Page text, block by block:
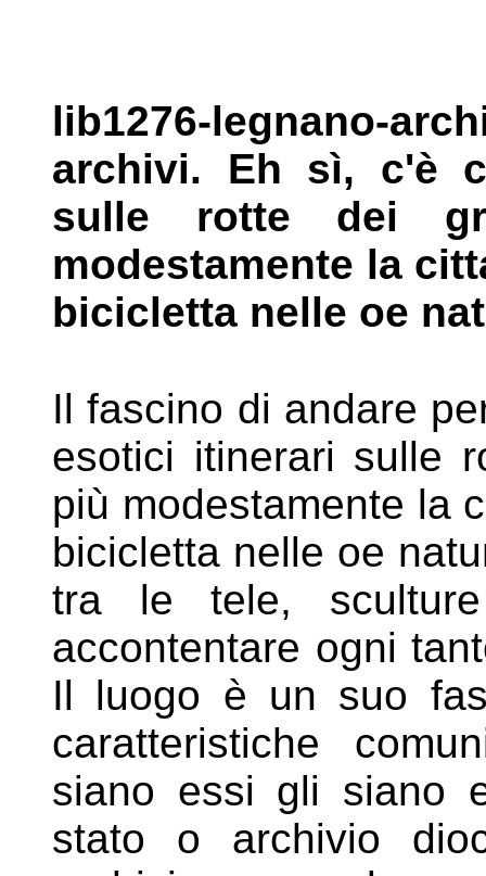
lib1276-legnano-
archivi. Eh sì, c'è
sulle rotte dei
modestamente la
bicicletta nelle oe
Il fascino di andare
esotici itinerari sulle
più modestamente la
bicicletta nelle oe
tra le tele,
accontentare ogni
Il luogo è un suo
caratteristiche
siano essi gli siano
stato o archivio